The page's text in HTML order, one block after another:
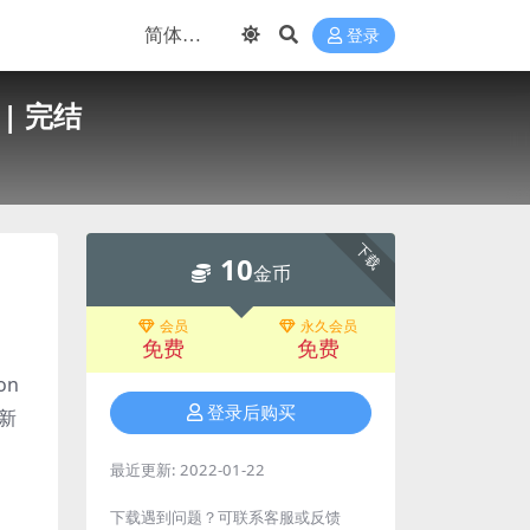
登录
完结
下载
10金币
会员
免费
永久会员
免费
登录后购买
最近更新: 2022-01-22
下载遇到问题？可联系客服或反馈